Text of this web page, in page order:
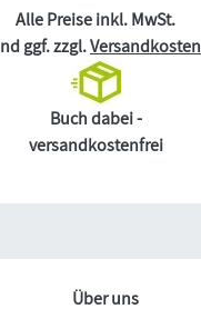
Alle Preise inkl. MwSt.
ggf. zzgl.Versandkosten
Buch dabei -
versandkostenfrei
Über uns